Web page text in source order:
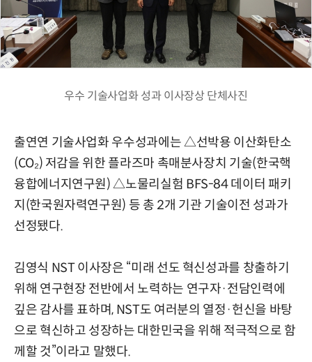
우수 기술사업화 성과 이사장상 단체사진
출연연 기술사업화 우수성과에는 △선박용 이산화탄소
(CO₂) 저감을 위한 플라즈마 촉매분사장치 기술(한국핵
융합에너지연구원) △노물리실험 BFS-84 데이터 패키
지(한국원자력연구원) 등 총 2개 기관 기술이전 성과가
선정됐다.
김영식 NST 이사장은 “미래 선도 혁신성과를 창출하기
위해 연구현장 전반에서 노력하는 연구자·전담인력에
깊은 감사를 표하며, NST도 여러분의 열정·헌신을 바탕
으로 혁신하고 성장하는 대한민국을 위해 적극적으로 함
께할 것”이라고 말했다.